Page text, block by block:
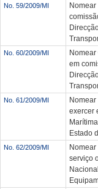
No. 59/2009/MI
Nomear
No. 60/2009/MI
Nomear
em
No. 61/2009/MI
Nomear
exercer
Estado
No. 62/2009/MI
serviço